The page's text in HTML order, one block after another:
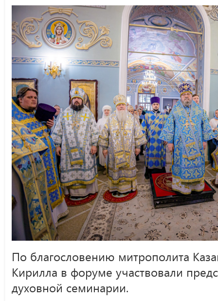
По благословению митрополита
Кирилла в форуме участвовали
духовной семинарии.